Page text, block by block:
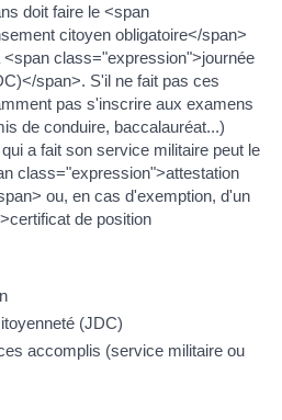
doit faire le <span
citoyen obligatoire</span>
<span class="expression">journée
span>. S'il ne fait pas ces
pas s'inscrire aux examens
de conduire, baccalauréat...)
a fait son service militaire peut le
class="expression">attestation
ou, en cas d'exemption, d'un
de position
(JDC)
accomplis (service militaire ou